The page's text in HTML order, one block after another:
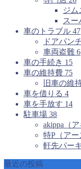
ジム
スー
車のトラブル 47
ドアパン
車両盗難 6
車の手続き 15
車の維持費 75
旧車の維
車を借りる 4
車を手放す 14
駐車場 38
akippa（
特P（アー
軒先パー
最近の投稿